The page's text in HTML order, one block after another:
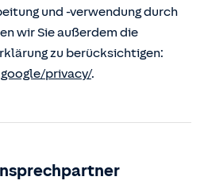
und -verwendung durch
wir Sie außerdem die
zu berücksichtigen:
privacy/.